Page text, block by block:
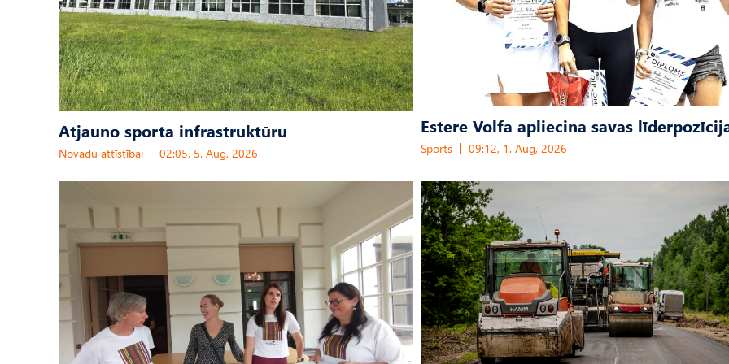
Atjauno sporta infrastruktūru
Novadu attīstībai 02:05, 5. Aug, 2026
Estere Volfa apliecina savas
Sports 09:12, 1. Aug, 2026